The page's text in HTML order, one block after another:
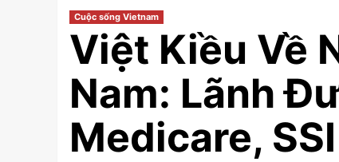
Cuộc sống Vietnam
Việt Kiều Về
Nam: Lãnh
Medicare,